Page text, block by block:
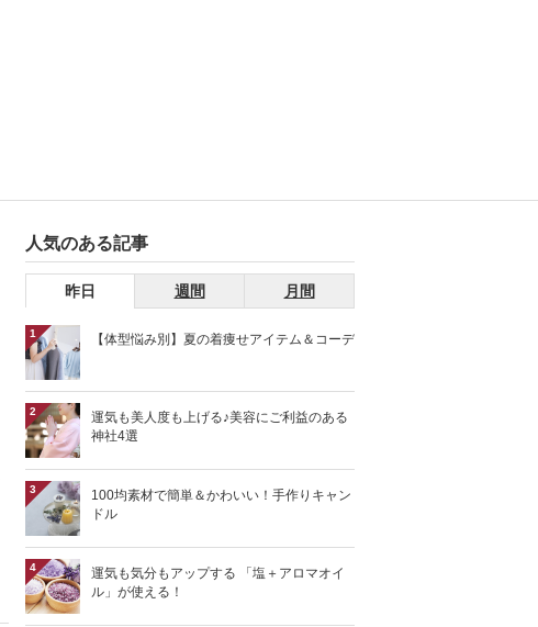
人気のある記事
昨日 週間 月間
1 【体型悩み別】夏の着痩せアイテム＆コーデ
2
運気も美人度も上げる♪美容にご利益のある
神社4選
3
100均素材で簡単＆かわいい！手作りキャン
ドル
4
運気も気分もアップする 「塩＋アロマオイ
ル」が使える！